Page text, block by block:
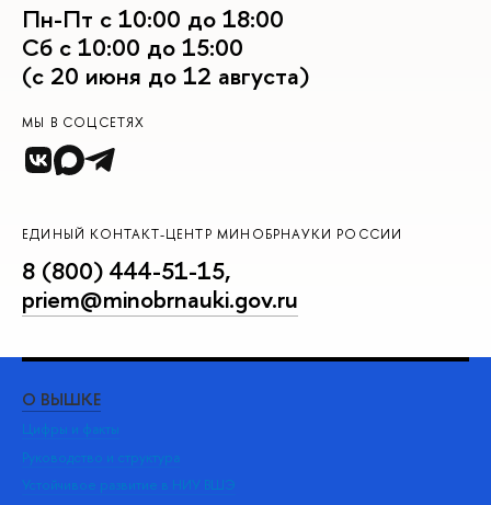
Пн-Пт с 10:00 до 18:00
Сб с 10:00 до 15:00
(с 20 июня до 12 августа)
МЫ В СОЦСЕТЯХ
ЕДИНЫЙ КОНТАКТ-ЦЕНТР МИНОБРНАУКИ РОССИИ
8 (800) 444-51-15,
priem@minobrnauki.gov.ru
О ВЫШКЕ
Цифры и факты
Руководство и структура
Устойчивое развитие в НИУ ВШЭ